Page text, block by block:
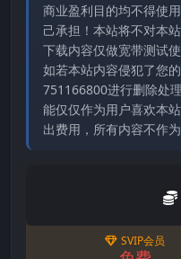
商业盈利目的均不得使
己承担！本站将不对本
下载内容仅做宽带测试
如若本站内容侵犯了您
751166800进行删除处
能仅仅作为用户喜欢本
出费用，所有内容不作为
SVIP会员